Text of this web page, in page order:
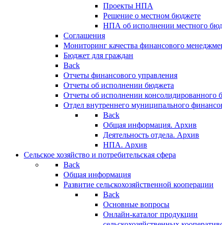
Проекты НПА
Решение о местном бюджете
НПА об исполнении местного
Соглашения
Мониторинг качества финансового
Бюджет для граждан
Back
Отчеты финансового управления
Отчеты об исполнении бюджета
Отчеты об исполнении консолидированного
Отдел внутреннего муниципального
Back
Общая информация. Архив
Деятельность отдела. Архив
НПА. Архив
Сельское хозяйство и потребительская сфера
Back
Общая информация
Развитие сельскохозяйственной кооперации
Back
Основные вопросы
Онлайн-каталог продукции